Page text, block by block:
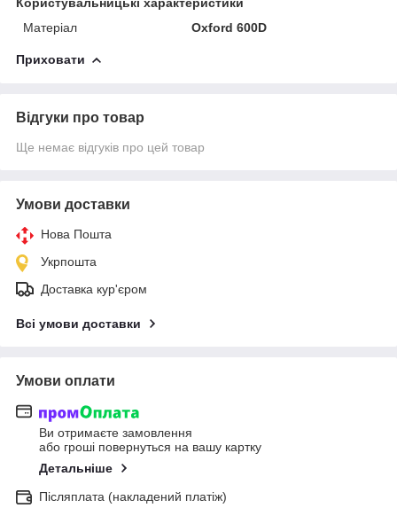
Матеріал
Oxford 600D
Приховати
Відгуки про товар
Ще немає відгуків про цей товар
Умови доставки
Нова Пошта
Укрпошта
Доставка кур'єром
Всі умови доставки
Умови оплати
Ви отримаєте замовлення
або гроші повернуться на вашу картку
Детальніше
Післяплата (накладений платіж)